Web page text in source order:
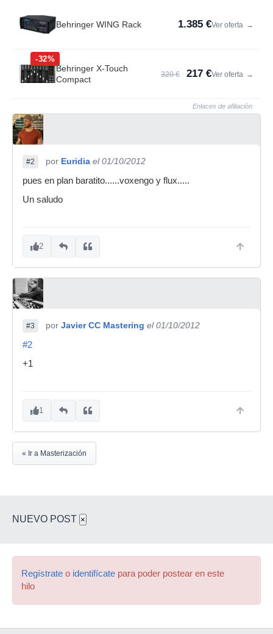
Behringer WING Rack 1.385 €Ver oferta →
-32%
Behringer X-Touch
Compact
320 € 217 €Ver oferta →
Enlaces de afiliación
#2 por Euridia el 01/10/2012
pues en plan baratito......voxengo y flux.....
Un saludo
2
#3 por Javier CC Mastering el 01/10/2012
#2
+1
1
« Ir a Masterización
NUEVO POST ×
Regístrate o identifícate para poder postear en este
hilo